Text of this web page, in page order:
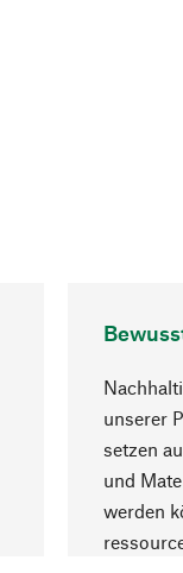
unserer
setzen
und
werden